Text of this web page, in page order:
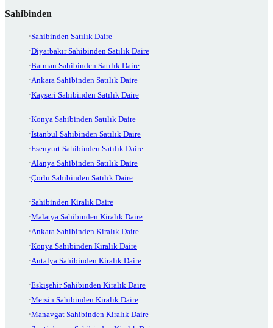
Sahibinden
Sahibinden Satılık Daire
Diyarbakır Sahibinden Satılık Daire
Batman Sahibinden Satılık Daire
Ankara Sahibinden Satılık Daire
Kayseri Sahibinden Satılık Daire
Konya Sahibinden Satılık Daire
İstanbul Sahibinden Satılık Daire
Esenyurt Sahibinden Satılık Daire
Alanya Sahibinden Satılık Daire
Çorlu Sahibinden Satılık Daire
Sahibinden Kiralık Daire
Malatya Sahibinden Kiralık Daire
Ankara Sahibinden Kiralık Daire
Konya Sahibinden Kiralık Daire
Antalya Sahibinden Kiralık Daire
Eskişehir Sahibinden Kiralık Daire
Mersin Sahibinden Kiralık Daire
Manavgat Sahibinden Kiralık Daire